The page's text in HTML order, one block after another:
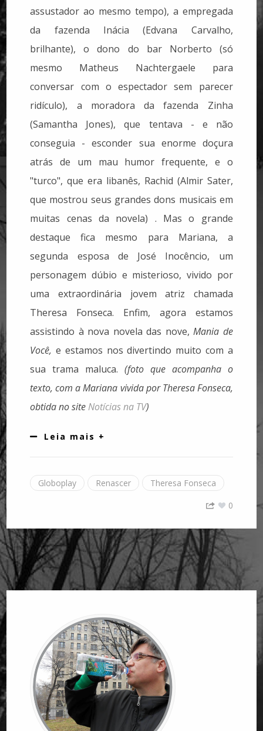
assustador ao mesmo tempo), a empregada
da fazenda Inácia (Edvana Carvalho,
brilhante), o dono do bar Norberto (só
mesmo Matheus Nachtergaele para
conversar com o espectador sem parecer
ridículo), a moradora da fazenda Zinha
(Samantha Jones), que tentava - e não
conseguia - esconder sua enorme doçura
atrás de um mau humor frequente, e o
"turco", que era libanês, Rachid (Almir Sater,
que mostrou seus grandes dons musicais em
muitas cenas da novela) . Mas o grande
destaque fica mesmo para Mariana, a
segunda esposa de José Inocêncio, um
personagem dúbio e misterioso, vivido por
uma extraordinária jovem atriz chamada
Theresa Fonseca. Enfim, agora estamos
assistindo à nova novela das nove,Mania de
Você, e estamos nos divertindo muito com a
sua trama maluca. (foto que acompanha o
texto, com a Mariana vivida por Theresa Fonseca,
obtida no siteNotícias na TV)
Leia mais +
Globoplay Renascer
Theresa Fonseca
0